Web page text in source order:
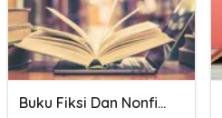
Buku Fiksi Dan Nonfiksi